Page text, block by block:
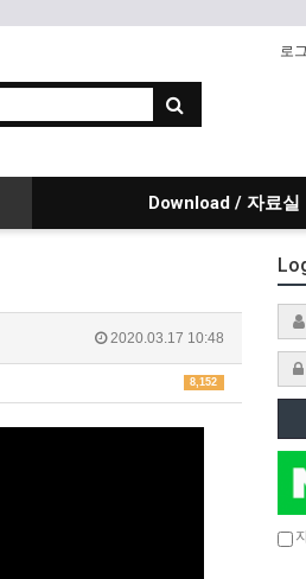
로
Download / 자료실
2020.03.17 10:48
8,152